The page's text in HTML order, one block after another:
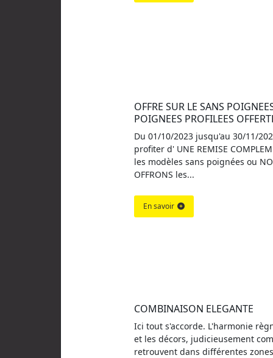
OFFRE SUR LE SANS
POIGNEES PROFILEES
Du 01/10/2023 jusqu'au 30/11/
profiter d' UNE REMISE
les modèles sans poignées ou
OFFRONS les...
En savoir
COMBINAISON ELEGANTE
Ici tout s'accorde. L'harmonie
et les décors, judicieusement
retrouvent dans différentes